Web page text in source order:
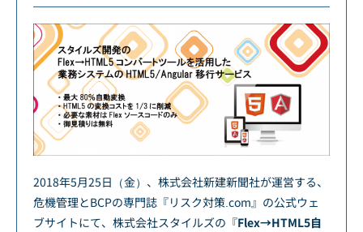
2018年5月25日（金）、株式会社新建新聞社が運営する、
危機管理とBCPの専門誌『リスク対策.com』の公式ウェ
ブサイトにて、株式会社スタイルズの『Flex→HTML5自